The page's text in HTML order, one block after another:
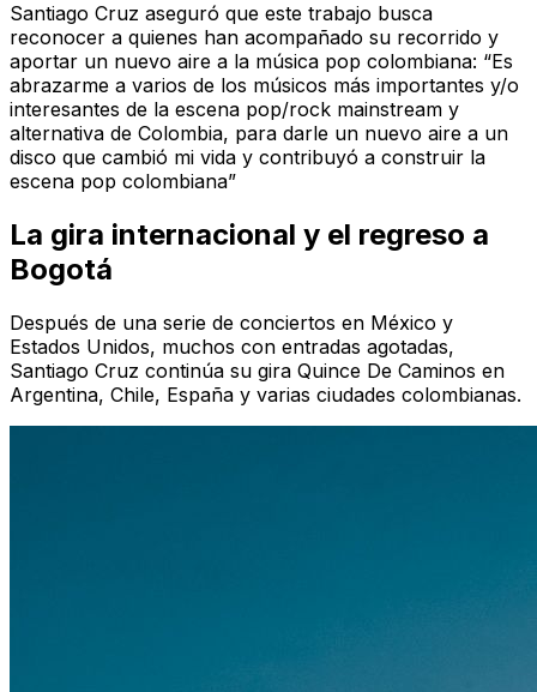
Santiago Cruz aseguró que este trabajo busca
reconocer a quienes han acompañado su recorrido y
aportar un nuevo aire a la música pop colombiana: “Es
abrazarme a varios de los músicos más importantes y/o
interesantes de la escena pop/rock mainstream y
alternativa de Colombia, para darle un nuevo aire a un
disco que cambió mi vida y contribuyó a construir la
escena pop colombiana”
La gira internacional y el regreso a
Bogotá
Después de una serie de conciertos en México y
Estados Unidos, muchos con entradas agotadas,
Santiago Cruz continúa su gira Quince De Caminos en
Argentina, Chile, España y varias ciudades colombianas.